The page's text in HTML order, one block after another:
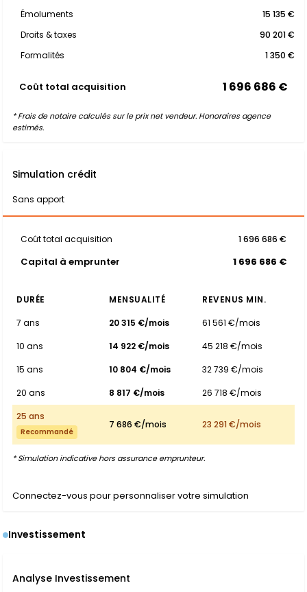
Émoluments
15 135 €
Droits & taxes
90 201 €
Formalités
1 350 €
Coût total acquisition 1 696 686 €
* Frais de notaire calculés sur le prix net vendeur. Honoraires agence
estimés.
Simulation crédit
Sans apport
Coût total acquisition 1 696 686 €
Capital à emprunter 1 696 686 €
DURÉE MENSUALITÉ
REVENUS MIN.
7 ans
20 315 €/mois
61 561 €/mois
10 ans
14 922 €/mois
45 218 €/mois
15 ans
10 804 €/mois
32 739 €/mois
20 ans
8 817 €/mois
26 718 €/mois
25 ans
Recommandé
7 686 €/mois 23 291 €/mois
* Simulation indicative hors assurance emprunteur.
Connectez-vous pour personnaliser votre simulation
Investissement
Analyse Investissement